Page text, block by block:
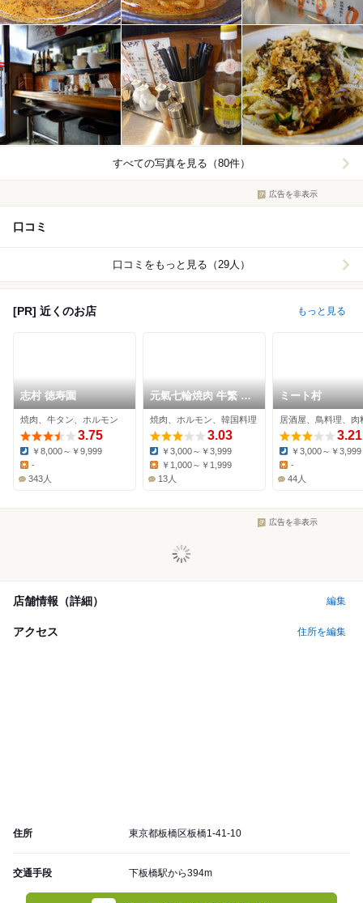
すべての写真を見る（80件）
広告を非表示
口コミ
口コミをもっと見る（29人）
[PR] 近くのお店 もっと見る
志村 徳寿園
焼肉、牛タン、ホルモン
3.75
Dinner:
￥8,000～￥9,999
-
343人
元氣七輪焼肉 牛繁 サ
ンビスタ西台店
焼肉、ホルモン、韓国料理
3.03
Dinner:
￥3,000～￥3,999
Lunch:
￥1,000～￥1,999
13人
ミート村
居酒屋、鳥料理、肉
3.21
Dinner:
￥3,000～￥3,999
Lunch:
-
44人
広告を非表示
店舗情報（詳細） 編集
アクセス 住所を編集
住所 東京都板橋区板橋1-41-10
交通手段 下板橋駅から394m